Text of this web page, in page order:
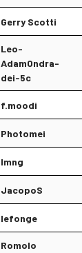
Gerry Scotti
Leo-
AdamOndra-
dei-5c
f.moodi
Photomei
lmng
JacopoS
lefonge
Romolo